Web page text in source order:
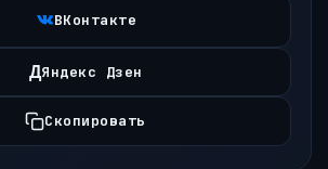
ВКонтакте
ДЯндекс Дзен
Скопировать